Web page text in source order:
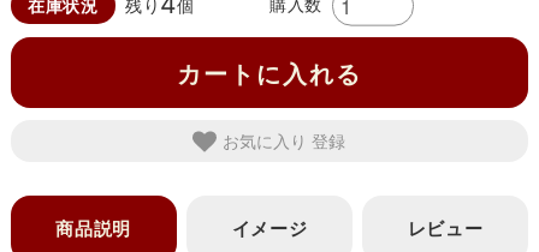
在庫状況 残り 個 購入数
カートに入れる
お気に入り
商品説明 イメージ レビュー